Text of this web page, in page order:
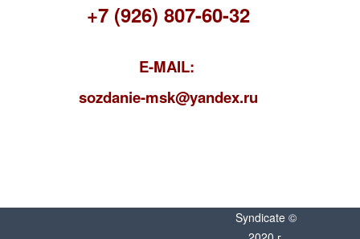
+7 (926) 807-60-32
E-MAIL:
sozdanie-msk@yandex.ru
Syndicate ©